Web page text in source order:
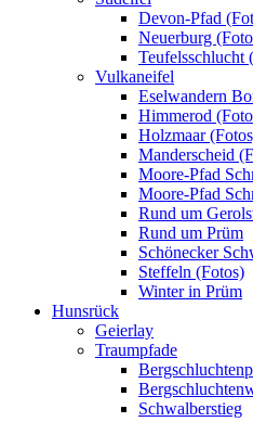
Devon-Pfad
Neuerburg
Teufelsschlucht
Vulkaneifel
Eselwandern
Himmerod
Holzmaar
Manderscheid
Moore-Pfad
Moore-Pfad
Rund um
Rund um Prüm
Schönecker
Steffeln (Fotos)
Winter in Prüm
Hunsrück
Geierlay
Traumpfade
Schwalberstieg